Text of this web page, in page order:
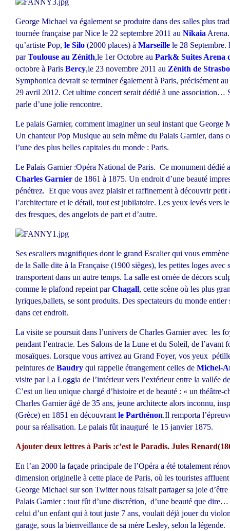
George Michael va également se produire dans des salles plus
tournée française par Nice le 22 septembre 2011 au Nikaia
qu’artiste Pop, le Silo (2000 places) à Marseille le 28 Septembre.
parToulouse au Zénith,le 1er Octobre au Park& Suites Arena
octobre à Paris Bercy,le 23 novembre 2011 au Zénith de
Symphonica devrait se terminer également à Paris, précisément au
29 avril 2012. Cet ultime concert serait dédié à une association…
parle d’une jolie rencontre.
Le palais Garnier, comment imaginer un seul instant que George
Un chanteur Pop Musique au sein même du Palais Garnier, dans
l’une des plus belles capitales du monde : Paris.
Le Palais Garnier :Opéra National de Paris. Ce monument dédié
Charles Garnier de 1861 à 1875. Un endroit d’une beauté
pénétrez. Et que vous avez plaisir et raffinement à découvrir petit
l’architecture et le détail, tout est jubilatoire. Les yeux levés vers
des fresques, des angelots de part et d’autre.
Ses escaliers magnifiques dont le grand Escalier qui vous
de la Salle dite à la Française (1900 sièges), les petites loges avec
transportent dans un autre temps. La salle est ornée de décors
comme le plafond repeint parChagall, cette scène où les plus
lyriques,ballets, se sont produits. Des spectateurs du monde
dans cet endroit.
La visite se poursuit dans l’univers de Charles Garnier avec les
pendant l’entracte. Les Salons de la Lune et du Soleil, de l’avant
mosaïques. Lorsque vous arrivez au Grand Foyer, vos yeux
peintures de Baudry qui rappelle étrangement celles de Michel-
visite par La Loggia de l’intérieur vers l’extérieur entre la vallée
C’est un lieu unique chargé d’histoire et de beauté : « un théâtre-
Charles Garnier âgé de 35 ans, jeune architecte alors inconnu,
(Grèce) en 1851 en découvrant le Parthénon.Il remporta
pour sa réalisation. Le palais fût inauguré le 15 janvier 1875.
Ajouter deux lettres à Paris :c’est le Paradis. Jules
En l’an 2000 la façade principale de l’Opéra a été totalement
dimension originelle à cette place de Paris, où les touristes
George Michael sur son Twitter nous faisait partager sa joie
Palais Garnier : tout fût d’une discrétion, d’une beauté que
celui d’un enfant qui à tout juste 7 ans, voulait déjà jouer du
garage, sous la bienveillance de sa mère Lesley, selon la légende.